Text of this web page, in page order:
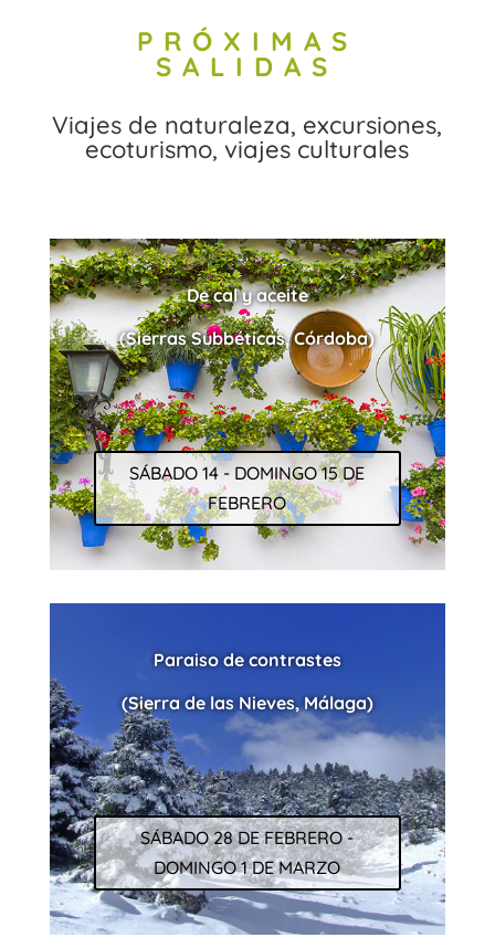
PRÓXIMAS
SALIDAS
Viajes de naturaleza, excursiones,
ecoturismo, viajes culturales
De cal y aceite
(Sierras Subbéticas, Córdoba)
SÁBADO 14 - DOMINGO 15 DE
FEBRERO
Paraiso de contrastes
(Sierra de las Nieves, Málaga)
SÁBADO 28 DE FEBRERO -
DOMINGO 1 DE MARZO